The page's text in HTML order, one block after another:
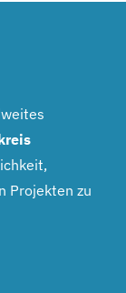
Projekten zu